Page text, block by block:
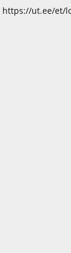
https://ut.ee/et/